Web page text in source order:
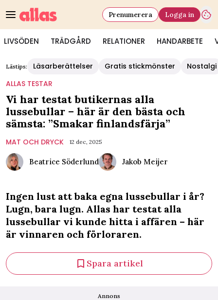
LIVSÖDEN TRÄDGÅRD RELATIONER HANDARBETE
Prenumerera Logga in
Lästips: Läsarberättelser Gratis stickmönster
Nostalgi
ALLAS TESTAR
Vi har testat butikernas alla
lussebullar – här är den bästa och
sämsta: ”Smakar finlandsfärja”
MAT OCH DRYCK 12 dec, 2025
Beatrice Söderlund Jakob Meijer
Ingen lust att baka egna lussebullar i år?
Lugn, bara lugn. Allas har testat alla
lussebullar vi kunde hitta i affären – här
är vinnaren och förloraren.
Spara artikel
Annons